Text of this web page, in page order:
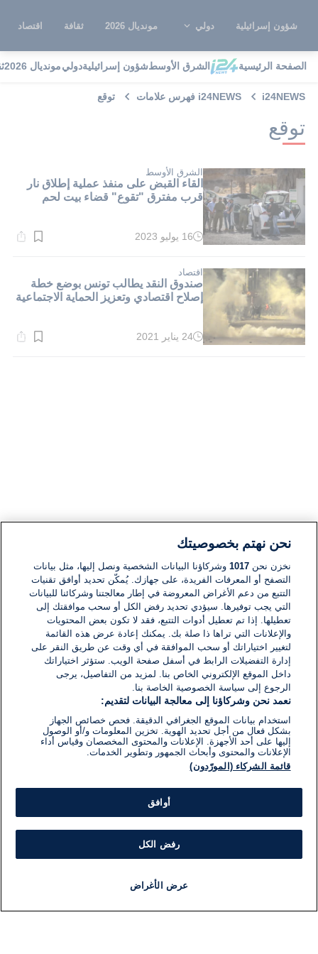
شؤون إسرائيلية دولي مونديال 2026 ثقافة اقتصاد
الصفحة الرئيسية الشرق الأوسطشؤون إسرائيليةدوليمونديال 2026
i24NEWS i24NEWS فهرس علامات توقع
توقع
الشرق الأوسط
القاء القبض على منفذ عملية إطلاق نار
قرب مفترق "تقوع" قضاء بيت لحم
وقت
دقيقة.
16 يوليو 2023
اقتصاد
صندوق النقد يطالب تونس بوضع خطة
إصلاح اقتصادي وتعزيز الحماية الاجتماعية
وقت
24 يناير 2021
نحن نهتم بخصوصيتك
نخزن نحن1017 وشركاؤنا البيانات الشخصية ونصل إليها، مثل بيانات
التصفح أو المعرفات الفريدة، على جهازك. يُمكّن تحديد أوافق تقنيات
التتبع من دعم الأغراض المعروضة في إطار معالجتنا وشركائنا للبيانات
التي يجب توفيرها. سيؤدي تحديد رفض الكل أو سحب موافقتك إلى
تعطيلها. إذا تم تعطيل أدوات التتبع، فقد لا تكون بعض المحتويات
والإعلانات التي تراها ذا صلة بك. يمكنك إعادة عرض هذه القائمة
لتغيير اختياراتك أو سحب الموافقة في أي وقت عن طريق النقر على
إدارة التفضيلات الرابط في أسفل صفحة الويب. ستؤثر اختياراتك
داخل الموقع الإلكتروني الخاص بنا. لمزيد من التفاصيل، يرجى
الرجوع إلى سياسة الخصوصية الخاصة بنا.
نعمد نحن وشركاؤنا إلى معالجة البيانات لتقديم:
استخدام بيانات الموقع الجغرافي الدقيقة. فحص خصائص الجهاز
بشكل فعال من أجل تحديد الهوية. تخزين المعلومات و/أو الوصول
إليها على أحد الأجهزة. الإعلانات والمحتوى المخصصان وقياس أداء
الإعلانات والمحتوى وأبحاث الجمهور وتطوير الخدمات.
قائمة الشركاء (المورّدون)
أوافق
رفض الكل
عرض الأغراض